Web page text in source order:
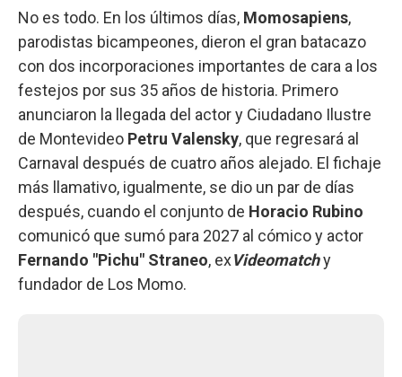
No es todo. En los últimos días, Momosapiens,
parodistas bicampeones, dieron el gran batacazo
con dos incorporaciones importantes de cara a los
festejos por sus 35 años de historia. Primero
anunciaron la llegada del actor y Ciudadano Ilustre
de Montevideo Petru Valensky, que regresará al
Carnaval después de cuatro años alejado. El fichaje
más llamativo, igualmente, se dio un par de días
después, cuando el conjunto de Horacio Rubino
comunicó que sumó para 2027 al cómico y actor
Fernando "Pichu" Straneo, exVideomatchy
fundador de Los Momo.